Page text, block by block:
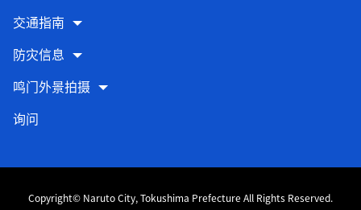
交通指南
防灾信息
鸣门外景拍摄
询问
Copyright© Naruto City, Tokushima Prefecture All Rights Reserved.